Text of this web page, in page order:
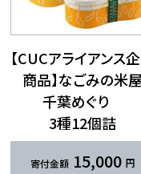
【CUCアライアンス
商品】な​ごみの​米屋
千葉めぐり
3種12個詰
15,000